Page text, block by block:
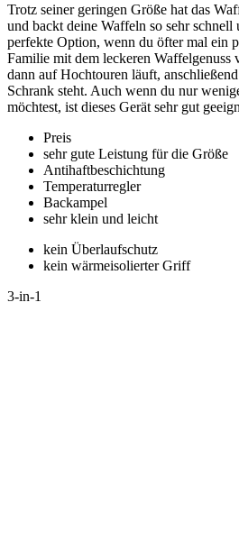
Trotz seiner geringen Größe hat das
und backt deine Waffeln so sehr
perfekte Option, wenn du öfter mal ein
Familie mit dem leckeren Waffelgenuss
dann auf Hochtouren läuft,
Schrank steht. Auch wenn du nur
möchtest, ist dieses Gerät sehr gut
Preis
sehr gute Leistung für die Größe
Antihaftbeschichtung
Temperaturregler
Backampel
sehr klein und leicht
kein Überlaufschutz
kein wärmeisolierter Griff
3-in-1